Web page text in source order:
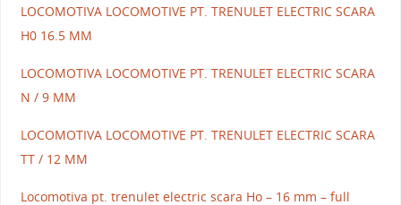
LOCOMOTIVA LOCOMOTIVE PT. TRENULET ELECTRIC SCARA
H0 16.5 MM
LOCOMOTIVA LOCOMOTIVE PT. TRENULET ELECTRIC SCARA
N / 9 MM
LOCOMOTIVA LOCOMOTIVE PT. TRENULET ELECTRIC SCARA
TT / 12 MM
Locomotiva pt. trenulet electric scara Ho – 16 mm – full